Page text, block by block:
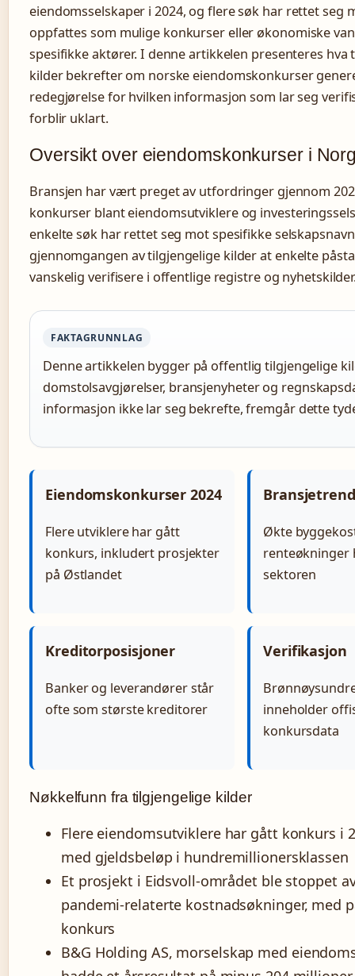
eiendomsselskaper i 2024, og flere søk har rettet seg
oppfattes som mulige konkurser eller økonomiske
spesifikke aktører. I denne artikkelen presenteres hva
kilder bekrefter om norske eiendomskonkurser
redegjørelse for hvilken informasjon som lar seg
forblir uklart.
Oversikt over eiendomskonkurser i
Bransjen har vært preget av utfordringer gjennom
konkurser blant eiendomsutviklere og
enkelte søk har rettet seg mot spesifikke
gjennomgangen av tilgjengelige kilder at enkelte
vanskelig verifisere i offentlige registre og
FAKTAGRUNNLAG
Denne artikkelen bygger på offentlig tilgjengelige
domstolsavgjørelser, bransjenyheter og
informasjon ikke lar seg bekrefte, fremgår dette
Eiendomskonkurser 2024
Flere utviklere har gått
konkurs, inkludert prosjekter
på Østlandet
Bransjetrend
Økte
renteøkninger
sektoren
Kreditorposisjoner
Banker og leverandører står
ofte som største kreditorer
Verifikasjon
inneholder
konkursdata
Nøkkelfunn fra tilgjengelige kilder
Flere eiendomsutviklere har gått konkurs i
med gjeldsbeløp i hundremillionersklassen
Et prosjekt i Eidsvoll-området ble stoppet
pandemi-relaterte kostnadsøkninger, med
konkurs
B&G Holding AS, morselskap med